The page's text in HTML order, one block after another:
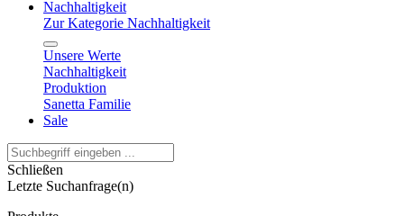
Nachhaltigkeit
Zur Kategorie Nachhaltigkeit
Unsere Werte
Nachhaltigkeit
Produktion
Sanetta Familie
Sale
Schließen
Letzte Suchanfrage(n)